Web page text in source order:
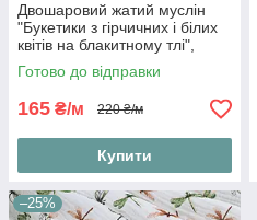
Двошаровий жатий муслін
"Букетики з гірчичних і білих
квітів на блакитному тлі",
ширина 135 см
Готово до відправки
165 ₴/м 220 ₴/м
Купити
–25%